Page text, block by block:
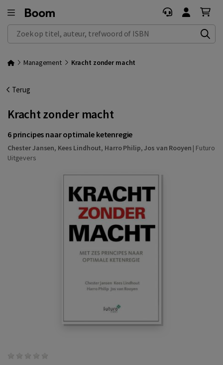
Zoek op titel, auteur, trefwoord of ISBN
Management Kracht zonder macht
Terug
Kracht zonder macht
6 principes naar optimale ketenregie
Chester Jansen, Kees Lindhout, Harro Philip,Jos van Rooyen | Futuro
Uitgevers